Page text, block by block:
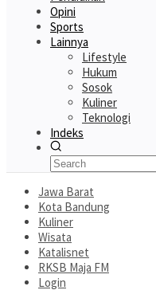
Opini
Sports
Lainnya
Lifestyle
Hukum
Sosok
Kuliner
Teknologi
Indeks
Jawa Barat
Kota Bandung
Kuliner
Wisata
Katalisnet
RKSB Maja FM
Login